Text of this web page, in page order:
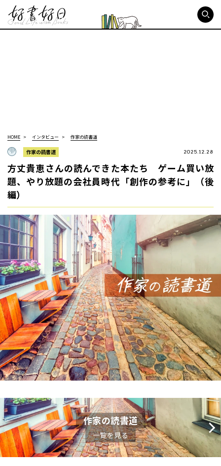
HOME インタビュー 作家の読書道
作家の読書道 2025.12.28
方丈貴恵さんの読んできた本たち ゲーム買い放
題、やり放題の会社員時代「創作の参考に」（後
編）
作家の読書道
一覧を見る